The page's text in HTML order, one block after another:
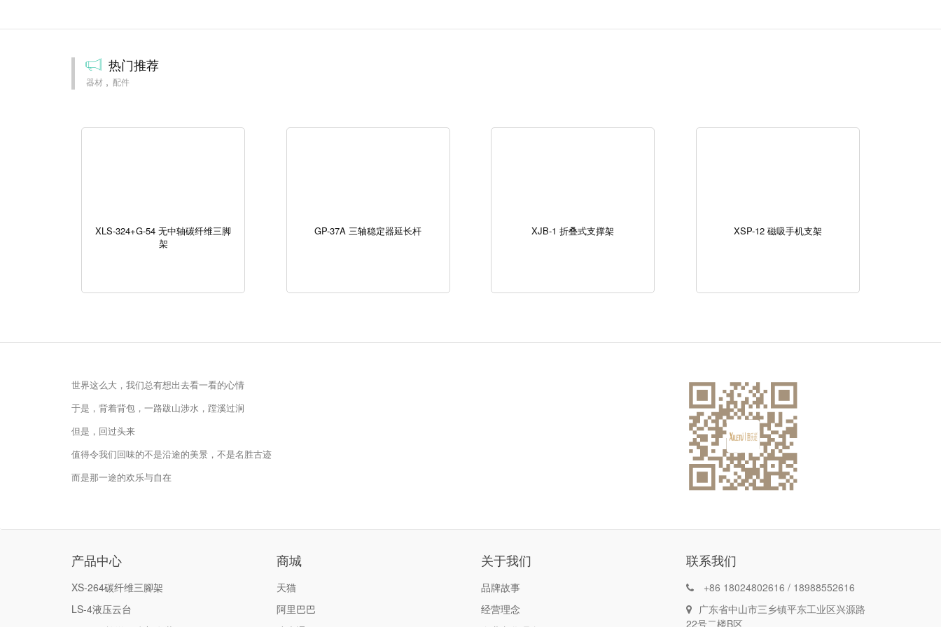
热门推荐
器材 配件
XLS-324+G-54 无中轴碳纤维三脚
架
GP-37A 三轴稳定器延长杆 XJB-1 折叠式支撑架 XSP-12 磁吸手机支架
世界这么大，我们总有想出去看一看的心情
于是，背着背包，一路跋山涉水，蹚溪过涧
但是，回过头来
值得令我们回味的不是沿途的美景，不是名胜古迹
而是那一途的欢乐与自在
产品中心
XS-264碳纤维三腳架
LS-4液压云台
商城
天猫
阿里巴巴
关于我们
品牌故事
经营理念
联系我们
+86 18024802616 / 18988552616
广东省中山市三乡镇平东工业区兴源路
22号二楼B区